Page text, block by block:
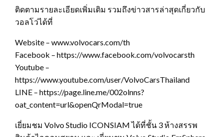
ติดตามรายละเอียดเพิ่มเติม รวมถึงข่าวสารล่าสุดเกี่ยวกับ
วอลโว่ได้ที่
Website – www.volvocars.com/th
Facebook – https://www.facebook.com/volvocarsth
Youtube –
https://www.youtube.com/user/VolvoCarsThailand
LINE – https://page.line.me/002olnns?
oat_content=url&openQrModal=true
เยี่ยมชม Volvo Studio ICONSIAM ได้ที่ชั้น 3 ห้างสรรพ